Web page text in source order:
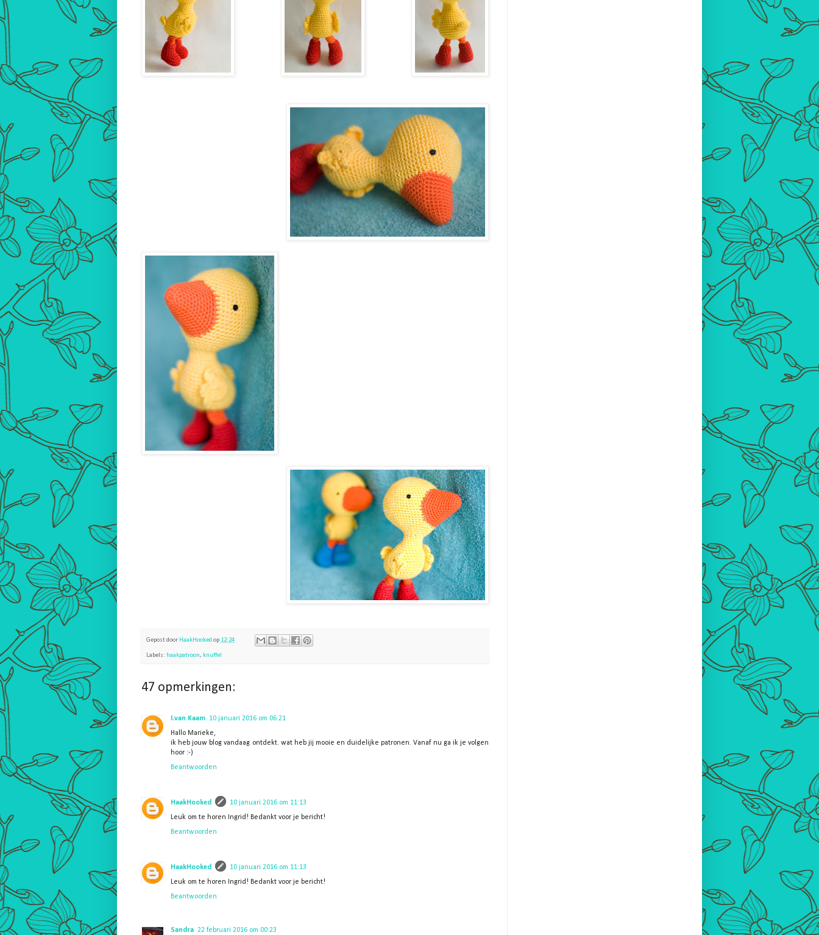
Gepost door HaakHooked op 12:24
Labels: haakpatroon, knuffel
47 opmerkingen:
I.van Kaam 10 januari 2016 om 06:21
Hallo Marieke,
ik heb jouw blog vandaag ontdekt. wat heb jij mooie en duidelijke patronen. Vanaf nu ga ik je volgen
hoor :-)
Beantwoorden
HaakHooked
10 januari 2016 om 11:13
Leuk om te horen Ingrid! Bedankt voor je bericht!
Beantwoorden
HaakHooked
10 januari 2016 om 11:13
Leuk om te horen Ingrid! Bedankt voor je bericht!
Beantwoorden
Sandra 22 februari 2016 om 00:23